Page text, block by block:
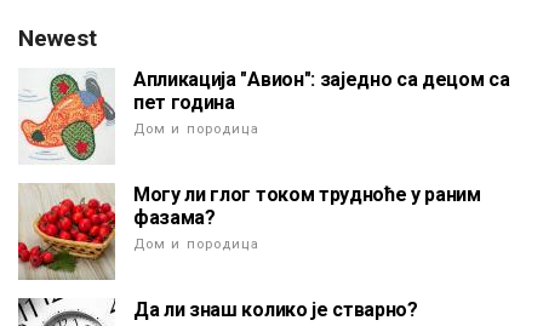
Newest
Апликација "Авион": заједно са децом са
пет година
Дом и породица
Могу ли глог током трудноће у раним
фазама?
Дом и породица
Да ли знаш колико је стварно?